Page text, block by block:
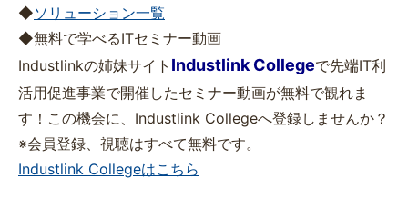
◆ソリューション一覧
◆無料で学べるITセミナー動画
Industlinkの姉妹サイト Industlink Collegeで先端IT利
活用促進事業で開催したセミナー動画が無料で観れま
す！この機会に、Industlink Collegeへ登録しませんか？
※会員登録、視聴はすべて無料です。
Industlink Collegeはこちら